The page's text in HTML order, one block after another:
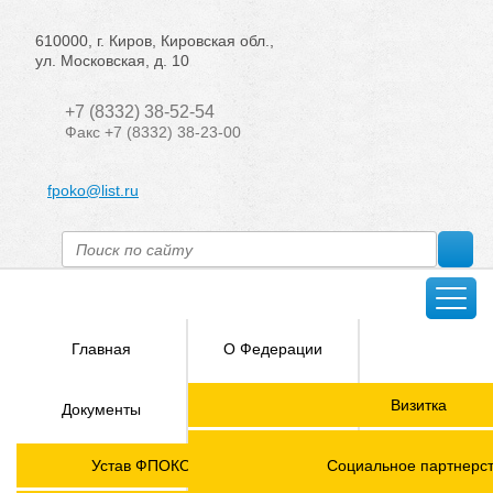
610000, г. Киров, Кировская обл.,
ул. Московская, д. 10
+7 (8332) 38-52-54
Факс +7 (8332) 38-23-00
fpoko@list.ru
Главная О Федерации
Визитка
Документы
Устав ФПОКО с изменениями от 2026 года
Социальное
Членские